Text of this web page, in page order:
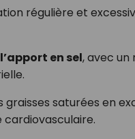
régulière et
en sel, avec un
saturées en
cardiovasculaire.